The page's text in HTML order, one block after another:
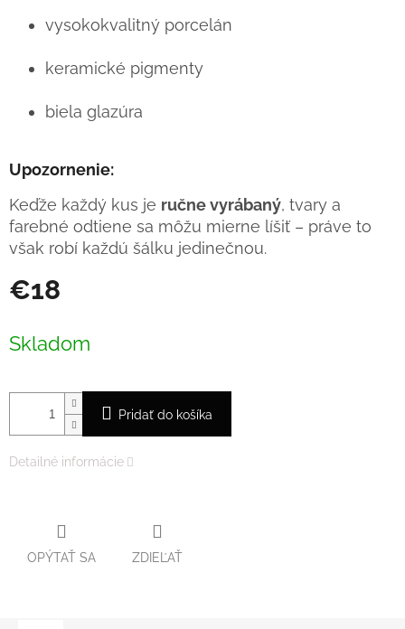
€18
cena:
Skladom
Pridať do košíka
vysokokvalitný porcelán
keramické pigmenty
biela glazúra
Upozornenie:
Keďže každý kus je ručne vyrábaný, tvary a
farebné odtiene sa môžu mierne líšiť – práve to
však robí každú šálku jedinečnou.
Detailné informácie
OPÝTAŤ SA ZDIEĽAŤ